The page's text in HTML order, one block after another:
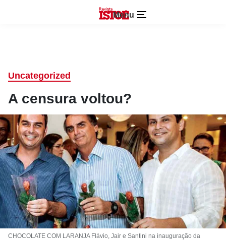
Menu
Uncategorized
A censura voltou?
CHOCOLATE COM LARANJA Flávio, Jair e Santini na inauguração da